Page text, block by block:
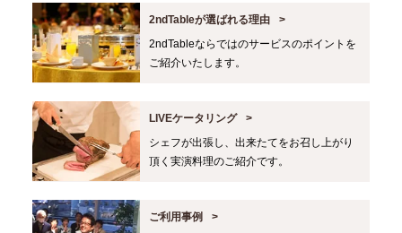
2ndTableが選ばれる理由
2ndTableならではのサービスのポイントを
ご紹介いたします。
LIVEケータリング
シェフが出張し、出来たてをお召し上がり
頂く実演料理のご紹介です。
ご利用事例